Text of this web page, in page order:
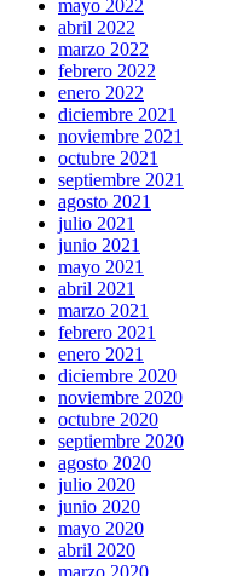
mayo 2022
abril 2022
marzo 2022
febrero 2022
enero 2022
diciembre 2021
noviembre 2021
octubre 2021
septiembre 2021
agosto 2021
julio 2021
junio 2021
mayo 2021
abril 2021
marzo 2021
febrero 2021
enero 2021
diciembre 2020
noviembre 2020
octubre 2020
septiembre 2020
agosto 2020
julio 2020
junio 2020
mayo 2020
abril 2020